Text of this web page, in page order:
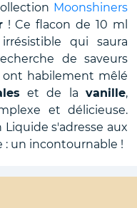
Moonshiners
! Ce flacon de 10 ml
qui saura
de saveurs
ont habilement mêlé
et de la vanille,
et délicieuse.
s'adresse aux
: un incontournable !